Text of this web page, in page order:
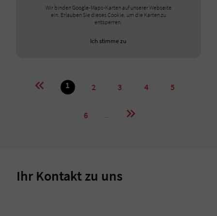
Wir binden Google-Maps-Karten auf unserer Webseite
ein. Erlauben Sie dieses Cookie, um die Karten zu
entsperren.
Ich stimme zu
1 2 3 4 5
6
Ihr Kontakt zu uns